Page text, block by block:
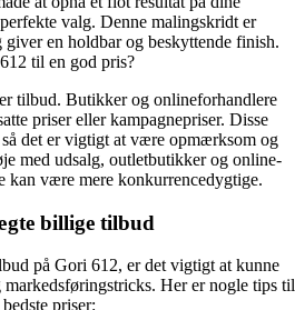
valg. Denne malingskridt er
en holdbar og beskyttende finish.
til en god pris?
tilbud. Butikker og onlineforhandlere
priser eller kampagnepriser. Disse
det er vigtigt at være opmærksom og
med udsalg, outletbutikker og online-
kan være mere konkurrencedygtige.
billige tilbud
på Gori 612, er det vigtigt at kunne
Her er nogle tips til
priser: